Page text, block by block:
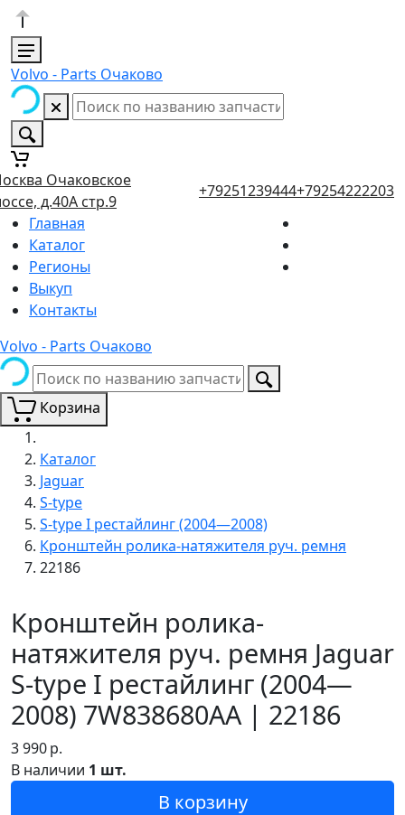
Volvo - Parts Очаково
Очаковское
д.40А стр.9
+79251239444+79254222203
Главная
Каталог
Регионы
Выкуп
Контакты
Volvo - Parts Очаково
Корзина
Каталог
Jaguar
S-type
S-type I рестайлинг (2004—2008)
Кронштейн ролика-натяжителя руч. ремня
22186
Кронштейн ролика-
натяжителя руч. ремня Jaguar
S-type I рестайлинг (2004—
2008) 7W838680AA | 22186
3 990р.
В наличии 1 шт.
В корзину